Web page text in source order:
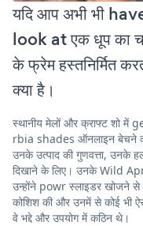
यदि आप अभी भी
look at एक धूप का
के फ्रेम हस्तनिर्मित
क्या है।
स्थानीय मेलों और क्राफ्ट शो में
rbia shades ऑनलाइन बेचने
उनके उत्पाद की गुणवत्ता, उनके
दिखाने के लिए। उनके Wild
उन्होंने powr स्लाइडर
कोशिश की और उनमें से कोई भी
वे भद्दे और उपयोग में कठिन थे।